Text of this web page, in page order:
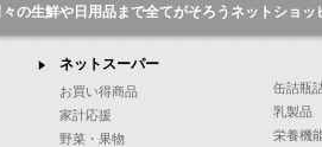
の生鮮や日用品まで全てがそろうネットショッ
ネットスーパー
お買い得商品
家計応援
野菜・果物
缶詰瓶
乳製品
栄養機